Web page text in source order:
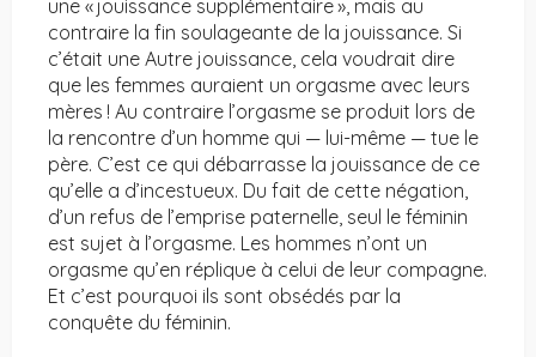
une « jouissance supplémentaire », mais au
contraire la fin soulageante de la jouissance. Si
c’était une Autre jouissance, cela voudrait dire
que les femmes auraient un orgasme avec leurs
mères ! Au contraire l’orgasme se produit lors de
la rencontre d’un homme qui — lui-même — tue le
père. C’est ce qui débarrasse la jouissance de ce
qu’elle a d’incestueux. Du fait de cette négation,
d’un refus de l’emprise paternelle, seul le féminin
est sujet à l’orgasme. Les hommes n’ont un
orgasme qu’en réplique à celui de leur compagne.
Et c’est pourquoi ils sont obsédés par la
conquête du féminin.